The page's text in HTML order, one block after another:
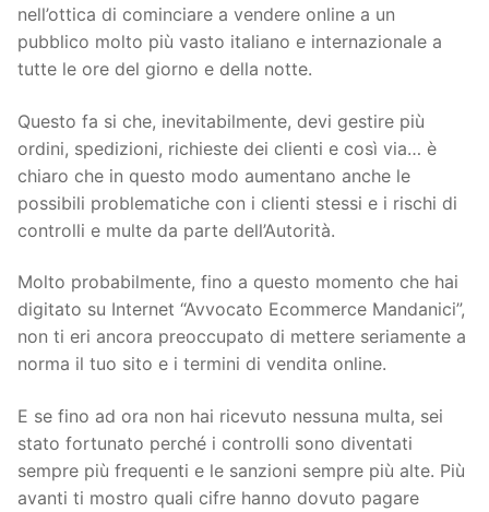
nell’ottica di cominciare a vendere online a un
pubblico molto più vasto italiano e internazionale a
tutte le ore del giorno e della notte.
Questo fa si che, inevitabilmente, devi gestire più
ordini, spedizioni, richieste dei clienti e così via… è
chiaro che in questo modo aumentano anche le
possibili problematiche con i clienti stessi e i rischi di
controlli e multe da parte dell’Autorità.
Molto probabilmente, fino a questo momento che hai
digitato su Internet “Avvocato Ecommerce Mandanici”,
non ti eri ancora preoccupato di mettere seriamente a
norma il tuo sito e i termini di vendita online.
E se fino ad ora non hai ricevuto nessuna multa, sei
stato fortunato perché i controlli sono diventati
sempre più frequenti e le sanzioni sempre più alte. Più
avanti ti mostro quali cifre hanno dovuto pagare